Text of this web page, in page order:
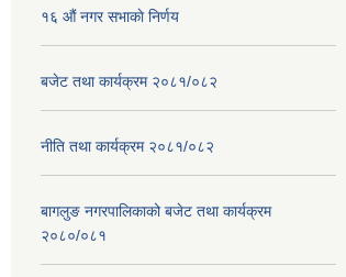
१६ ‌औं नगर सभाकाे निर्णय
बजेट तथा कार्यक्रम २०८१/०८२
नीति तथा कार्यक्रम २०८१/०८२
बागलुङ नगरपालिकाको बजेट तथा कार्यक्रम
२०८०/०८१